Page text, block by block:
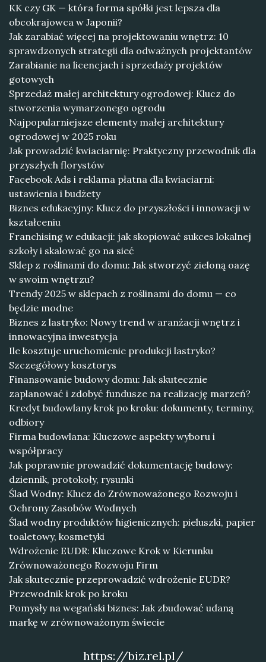
KK czy GK — która forma spółki jest lepsza dla
obcokrajowca w Japonii?
Jak zarabiać więcej na projektowaniu wnętrz: 10
sprawdzonych strategii dla odważnych projektantów
Zarabianie na licencjach i sprzedaży projektów
gotowych
Sprzedaż małej architektury ogrodowej: Klucz do
stworzenia wymarzonego ogrodu
Najpopularniejsze elementy małej architektury
ogrodowej w 2025 roku
Jak prowadzić kwiaciarnię: Praktyczny przewodnik dla
przyszłych florystów
Facebook Ads i reklama płatna dla kwiaciarni:
ustawienia i budżety
Biznes edukacyjny: Klucz do przyszłości i innowacji w
kształceniu
Franchising w edukacji: jak skopiować sukces lokalnej
szkoły i skalować go na sieć
Sklep z roślinami do domu: Jak stworzyć zieloną oazę
w swoim wnętrzu?
Trendy 2025 w sklepach z roślinami do domu — co
będzie modne
Biznes z lastryko: Nowy trend w aranżacji wnętrz i
innowacyjna inwestycja
Ile kosztuje uruchomienie produkcji lastryko?
Szczegółowy kosztorys
Finansowanie budowy domu: Jak skutecznie
zaplanować i zdobyć fundusze na realizację marzeń?
Kredyt budowlany krok po kroku: dokumenty, terminy,
odbiory
Firma budowlana: Kluczowe aspekty wyboru i
współpracy
Jak poprawnie prowadzić dokumentację budowy:
dziennik, protokoły, rysunki
Ślad Wodny: Klucz do Zrównoważonego Rozwoju i
Ochrony Zasobów Wodnych
Ślad wodny produktów higienicznych: pieluszki, papier
toaletowy, kosmetyki
Wdrożenie EUDR: Kluczowe Krok w Kierunku
Zrównoważonego Rozwoju Firm
Jak skutecznie przeprowadzić wdrożenie EUDR?
Przewodnik krok po kroku
Pomysły na wegański biznes: Jak zbudować udaną
markę w zrównoważonym świecie
https://biz.rel.pl/